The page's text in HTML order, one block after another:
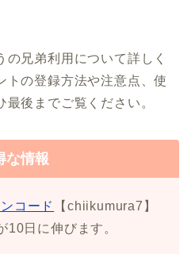
兄弟利用について詳しく
トの登録方法や注意点、使
後までご覧ください。
な情報
コード
【chiikumura7】
10日に伸びます。